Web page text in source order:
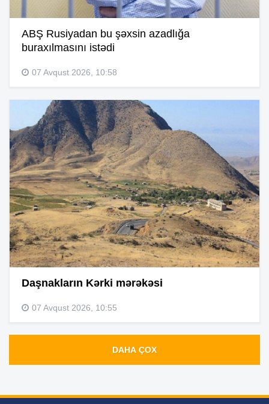
ABŞ Rusiyadan bu şəxsin azadlığa
buraxılmasını istədi
07 Avqust 2026, 10:58
Daşnakların Kərki mərəkəsi
07 Avqust 2026, 10:55
DAHA ÇOX